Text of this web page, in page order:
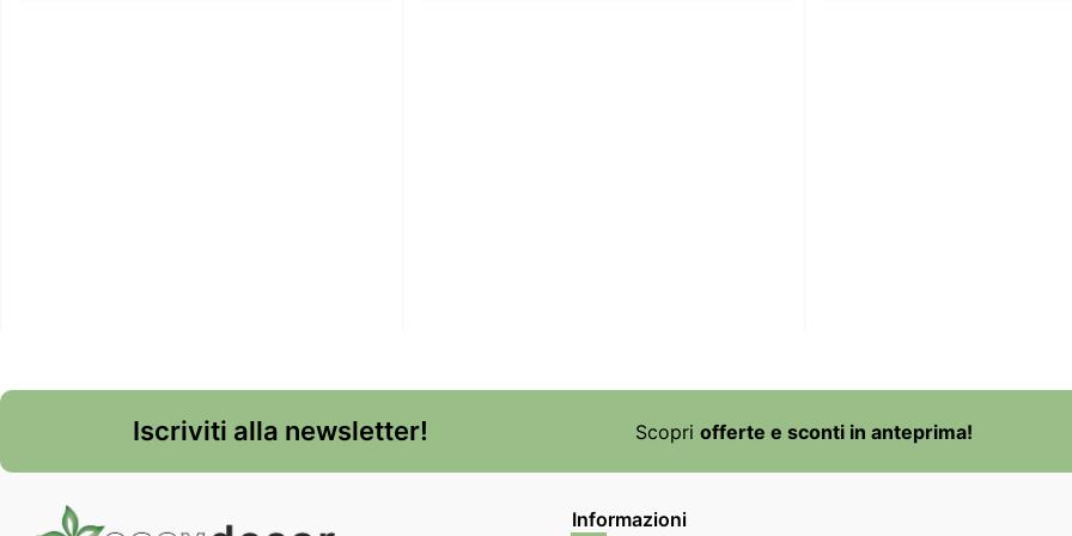
Iscriviti alla newsletter! Scopri offerte e sconti in anteprima!
Informazioni